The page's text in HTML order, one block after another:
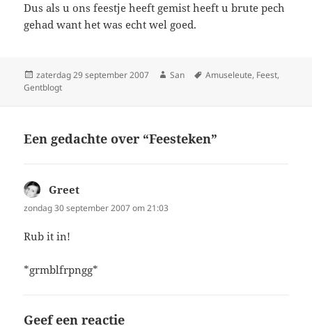
Dus als u ons feestje heeft gemist heeft u brute pech
gehad want het was echt wel goed.
Geplaatst
op
zaterdag 29 september 2007 Auteur
San Tags
Amuseleute, Feest,
Gentblogt
Een gedachte over “Feesteken”
Greet
zondag 30 september 2007 om 21:03
Rub it in!
*grmblfrpngg*
Geef een reactie